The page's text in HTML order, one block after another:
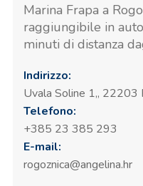
Marina Frapa a
raggiungibile in
minuti di distanza
collegati con le
marina è
con servizi autobus
Sono inoltre
Indirizzo:
Uvala Soline 1,, 22203
Telefono:
+385 23 385 293
E-mail:
rogoznica@angelina.hr